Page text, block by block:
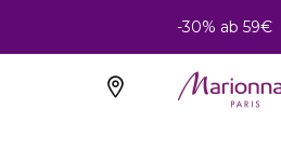
-30% ab 59€